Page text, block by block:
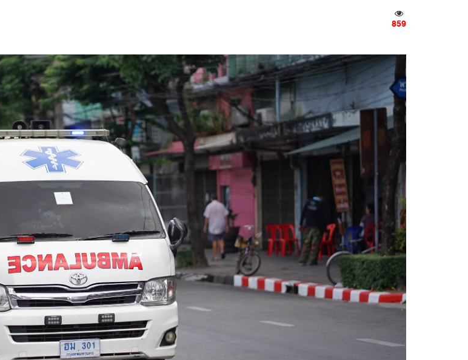
859